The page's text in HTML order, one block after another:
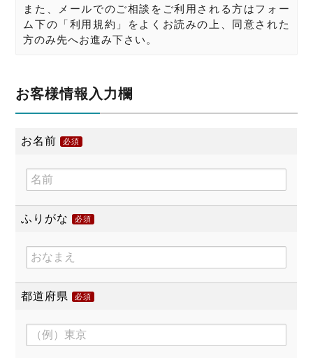
また、メールでのご相談をご利用される方はフォー
ム下の「利用規約」をよくお読みの上、同意された
方のみ先へお進み下さい。
お客様情報入力欄
お名前 必須
ふりがな 必須
都道府県 必須